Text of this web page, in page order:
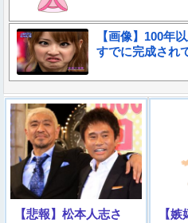
【画像】100年
すでに完成され
【悲報】松本人志さ
【